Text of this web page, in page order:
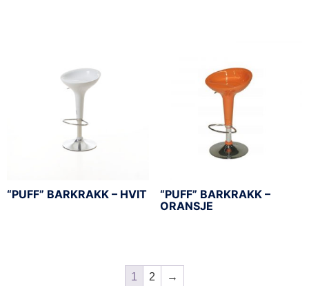
“PUFF” BARKRAKK – HVIT
“PUFF” BARKRAKK –
ORANSJE
1 2 →